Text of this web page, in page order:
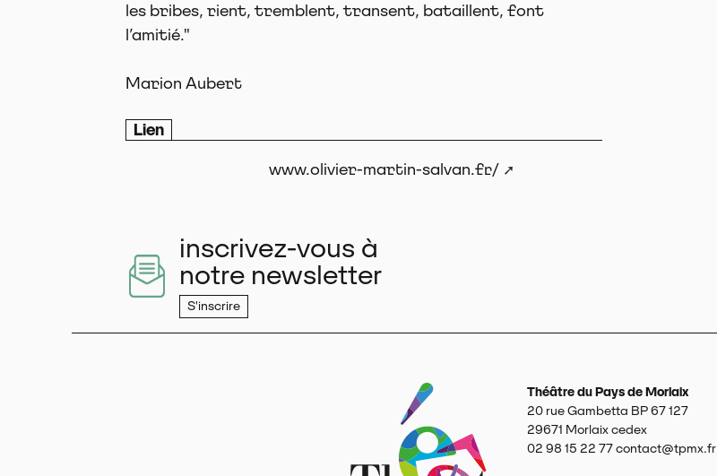
les bribes, rient, tremblent, transent, bataillent, font
l’amitié."
Marion Aubert
Lien
www.olivier-martin-salvan.fr/
inscrivez-vous à
notre newsletter
S'inscrire
Théâtre du Pays de Morlaix
20 rue Gambetta BP 67 127
29671 Morlaix cedex
02 98 15 22 77 contact@tpmx.fr